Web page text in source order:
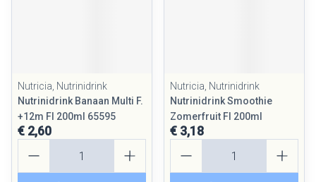
Nutricia, Nutrinidrink
Nutrinidrink Banaan Multi F.
+12m Fl 200ml 65595
€ 2,60
Nutricia, Nutrinidrink
Nutrinidrink Smoothie
Zomerfruit Fl 200ml
€ 3,18